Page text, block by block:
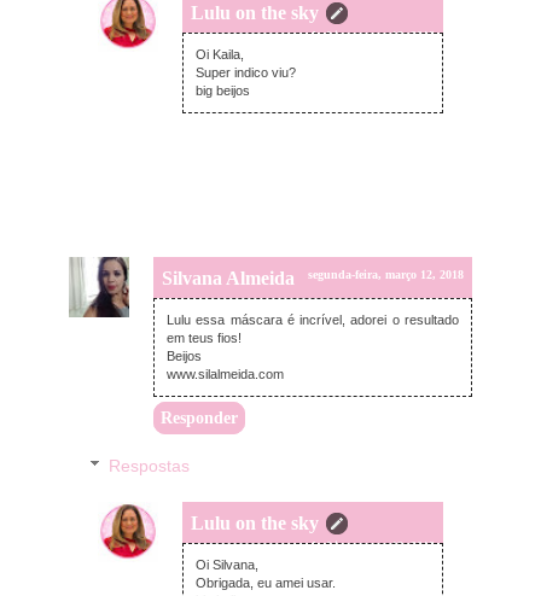
Lulu on the sky
segunda-feira, março 12, 2018
Oi Kaila,
Super indico viu?
big beijos
Silvana Almeida segunda-feira, março 12, 2018
Lulu essa máscara é incrível, adorei o resultado
em teus fios!
Beijos
www.silalmeida.com
Responder
Respostas
Lulu on the sky
segunda-feira, março 12, 2018
Oi Silvana,
Obrigada, eu amei usar.